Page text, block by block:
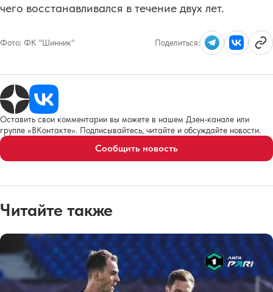
чего восстанавливался в течение двух лет.
Фото: ФК "Шинник" Поделиться:
Оставить свои комментарии вы можете в нашем Дзен-канале или
группе «ВКонтакте». Подписывайтесь, читайте и обсуждайте новости.
Сообщить новость
Читайте также